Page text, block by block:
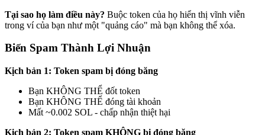
Tại sao họ làm điều này? Buộc token của họ hiển thị vĩnh viễn
trong ví của bạn như một "quảng cáo" mà bạn không thể xóa.
Biến Spam Thành Lợi Nhuận
Kịch bản 1: Token spam bị đóng băng
Bạn KHÔNG THỂ đốt token
Bạn KHÔNG THỂ đóng tài khoản
Mất ~0.002 SOL - chấp nhận thiệt hại
Kịch bản 2: Token spam KHÔNG bị đóng băng